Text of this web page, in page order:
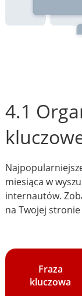
4.1
miesiąca w
internautów.
na Twojej
Fraza
kluczowa